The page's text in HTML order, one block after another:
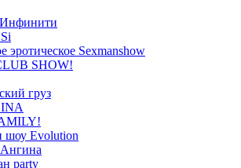
эротическое Sexmanshow
SHOW!
груз
шоу Evolution
party